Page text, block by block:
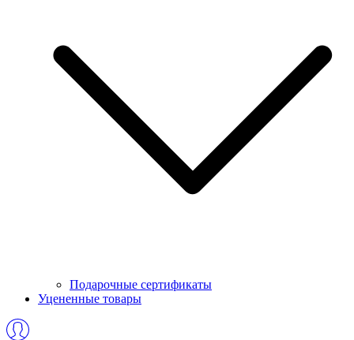
Подарочные сертификаты
Уцененные товары